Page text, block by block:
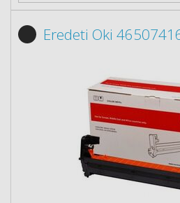
Eredeti Oki